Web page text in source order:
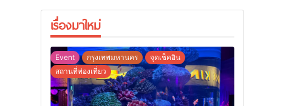
เรื่องมาใหม่
Event กรุงเทพมหานคร
จุดเช็คอิน
สถานที่ท่องเที่ยว